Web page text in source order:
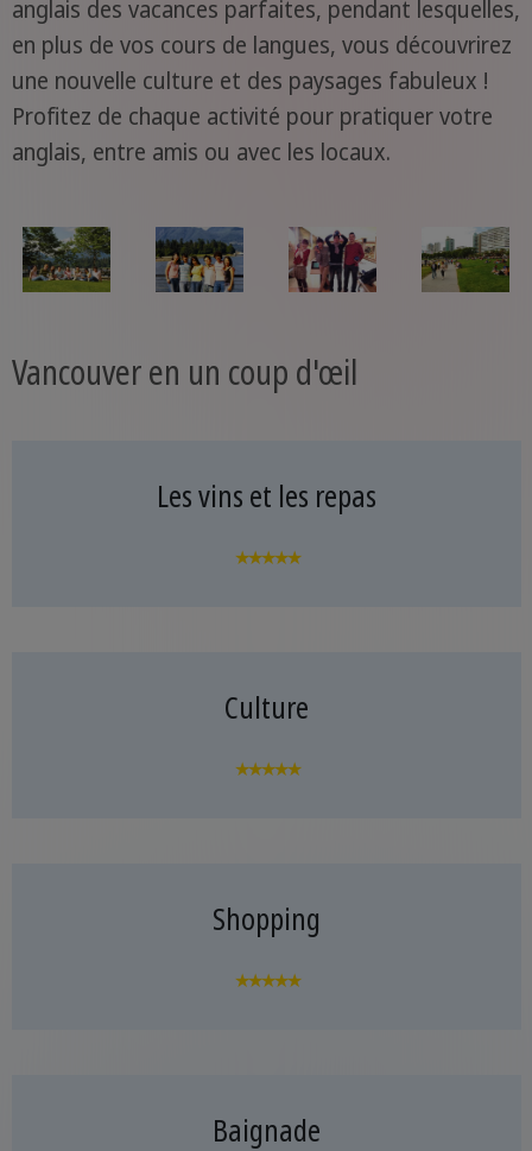
anglais des vacances parfaites, pendant lesquelles,
en plus de vos cours de langues, vous découvrirez
une nouvelle culture et des paysages fabuleux !
Profitez de chaque activité pour pratiquer votre
anglais, entre amis ou avec les locaux.
Vancouver en un coup d'œil
Les vins et les repas
★★★★★
Culture
★★★★★
Shopping
★★★★★
Baignade